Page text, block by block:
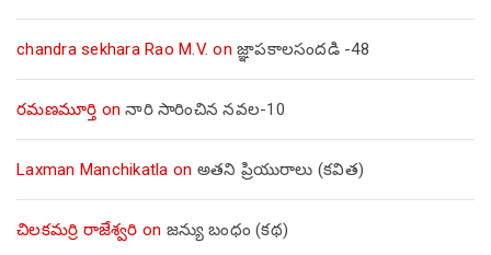
chandra sekhara Rao M.V. on జ్ఞాపకాలసందడి -48
రమణమూర్తి onనారి సారించిన నవల-10
Laxman Manchikatla on అతని ప్రియురాలు (కవిత)
చిలకమర్రి రాజేశ్వరి on జన్యు బంధం (కథ)